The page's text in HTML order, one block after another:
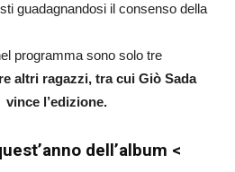
guadagnandosi il consenso della
programma sono solo tre
altri ragazzi, tra cui Giò Sada
l’edizione.
dell’album <